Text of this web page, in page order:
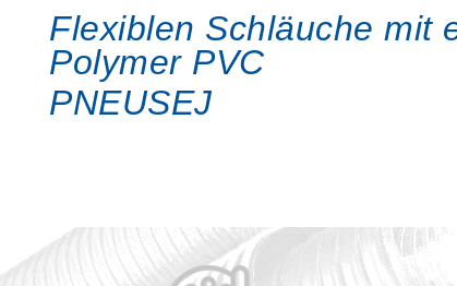
Flexiblen Schläuche mit
Polymer PVC
PNEUSEJ